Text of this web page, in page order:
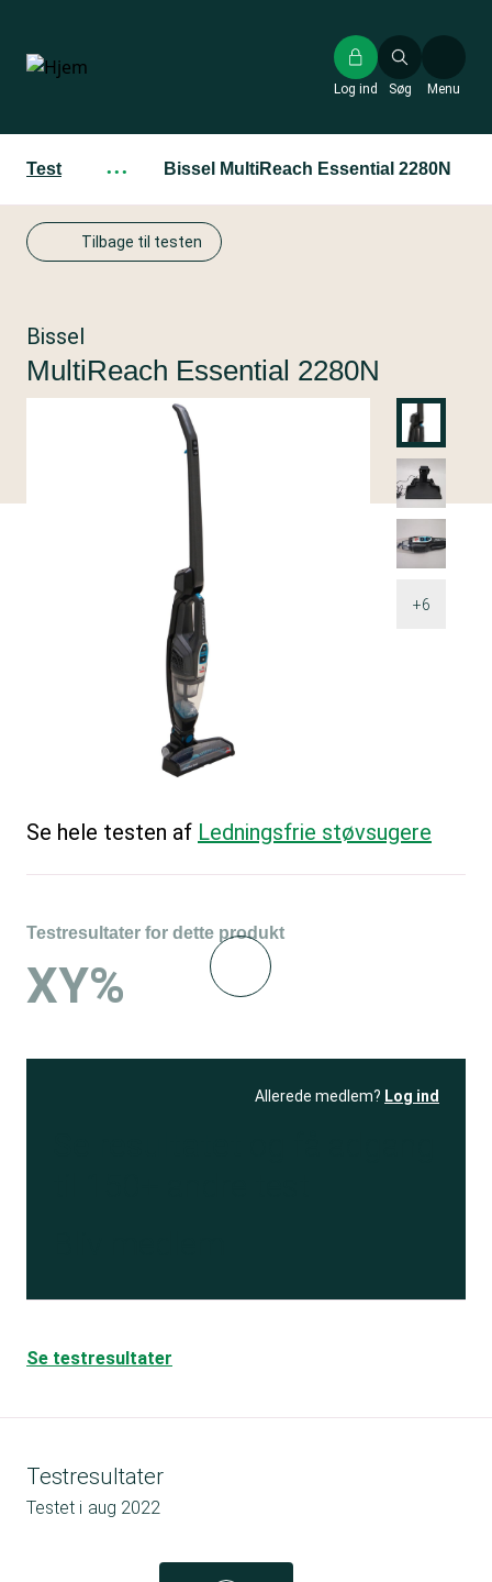
hovedindhold
Søg
Log ind Menu
Test ··· Bissel MultiReach Essential 2280N
Tilbage til testen
+6
Bissel
MultiReach Essential 2280N
Se hele testen af Ledningsfrie støvsugere
Testresultater for dette produkt
XY%
Allerede medlem? Log ind
Se testresultater
Testresultater
Testet i aug 2022